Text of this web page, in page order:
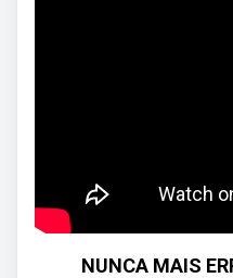
NUNCA MAIS